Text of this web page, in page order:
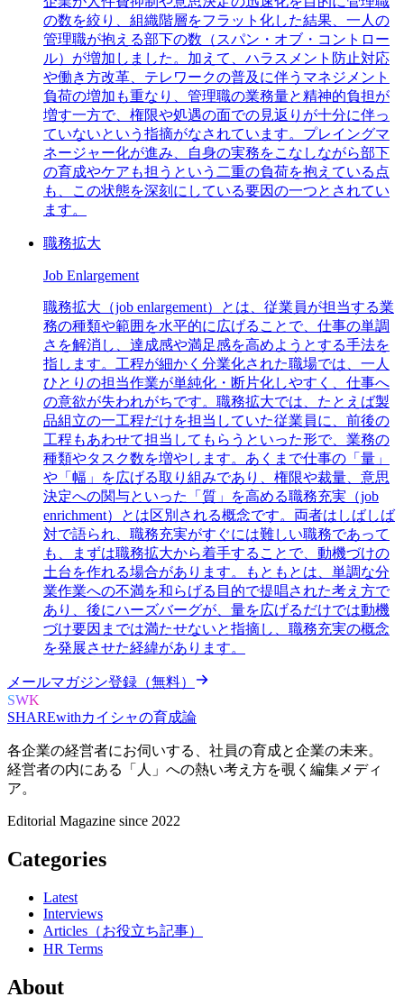
の数を絞り、組織階層をフラット化した結果、一人の
管理職が抱える部下の数（スパン・オブ・コントロー
ル）が増加しました。加えて、ハラスメント防止対応
や働き方改革、テレワークの普及に伴うマネジメント
負荷の増加も重なり、管理職の業務量と精神的負担が
増す一方で、権限や処遇の面での見返りが十分に伴っ
ていないという指摘がなされています。プレイングマ
ネージャー化が進み、自身の実務をこなしながら部下
の育成やケアも担うという二重の負荷を抱えている点
も、この状態を深刻にしている要因の一つとされてい
ます。
職務拡大
Job Enlargement
職務拡大（job enlargement）とは、従業員が担当する業
務の種類や範囲を水平的に広げることで、仕事の単調
さを解消し、達成感や満足感を高めようとする手法を
指します。工程が細かく分業化された職場では、一人
ひとりの担当作業が単純化・断片化しやすく、仕事へ
の意欲が失われがちです。職務拡大では、たとえば製
品組立の一工程だけを担当していた従業員に、前後の
工程もあわせて担当してもらうといった形で、業務の
種類やタスク数を増やします。あくまで仕事の「量」
や「幅」を広げる取り組みであり、権限や裁量、意思
決定への関与といった「質」を高める職務充実（job
enrichment）とは区別される概念です。両者はしばしば
対で語られ、職務充実がすぐには難しい職務であって
も、まずは職務拡大から着手することで、動機づけの
土台を作れる場合があります。もともとは、単調な分
業作業への不満を和らげる目的で提唱された考え方で
あり、後にハーズバーグが、量を広げるだけでは動機
づけ要因までは満たせないと指摘し、職務充実の概念
を発展させた経緯があります。
メールマガジン登録（無料）
SWK
SHAREwithカイシャの育成論
各企業の経営者にお伺いする、 社員の育成と企業の未来。
経営者の内にある
「人」への熱い考え方を覗く 編集メディ
ア。
Editorial Magazine since 2022
Categories
Latest
Interviews
Articles（お役立ち記事）
HR Terms
About